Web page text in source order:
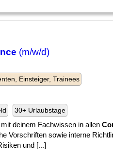
(m/w/d)
Einsteiger, Trainees
30+ Urlaubstage
deinem Fachwissen in allen
Vorschriften sowie interne
und [...]